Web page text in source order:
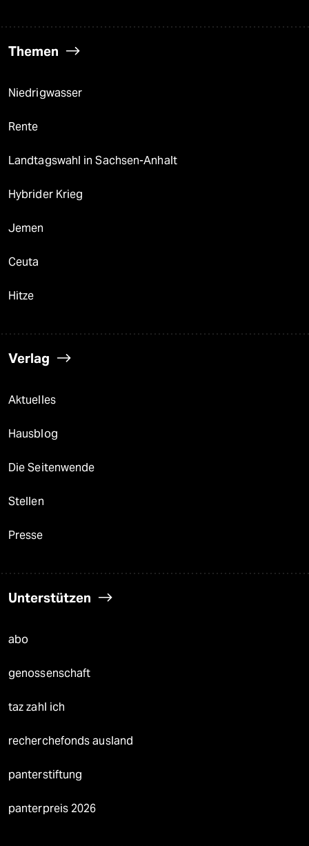
Themen
Niedrigwasser
Rente
Landtagswahl in Sachsen-Anhalt
Hybrider Krieg
Jemen
Ceuta
Hitze
Verlag
Aktuelles
Hausblog
Die Seitenwende
Stellen
Presse
Unterstützen
abo
genossenschaft
taz zahl ich
recherchefonds ausland
panterstiftung
panterpreis 2026